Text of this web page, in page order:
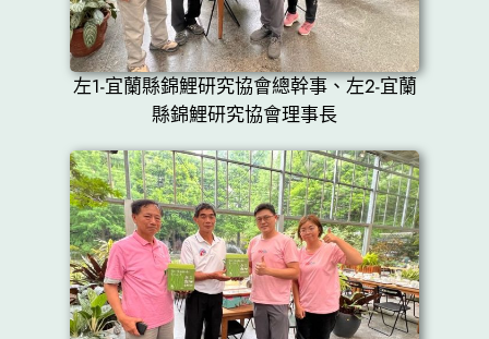
左1-宜蘭縣錦鯉研究協會總幹事、左2-宜蘭
縣錦鯉研究協會理事長